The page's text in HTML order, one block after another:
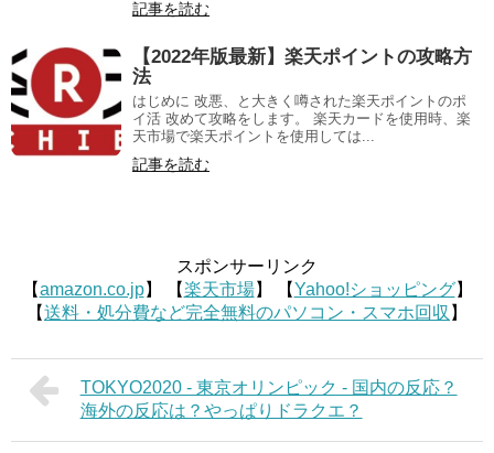
記事を読む
【2022年版最新】楽天ポイントの攻略方
法
はじめに 改悪、と大きく噂された楽天ポイントのポ
イ活 改めて攻略をします。 楽天カードを使用時、楽
天市場で楽天ポイントを使用しては...
記事を読む
スポンサーリンク
【amazon.co.jp】 【楽天市場】 【Yahoo!ショッピング】
【送料・処分費など完全無料のパソコン・スマホ回収 】
TOKYO2020 - 東京オリンピック - 国内の反応？
海外の反応は？やっぱりドラクエ？